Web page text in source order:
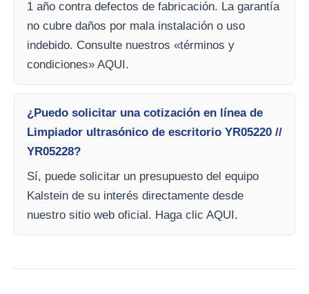
1 año contra defectos de fabricación. La garantía
no cubre daños por mala instalación o uso
indebido. Consulte nuestros «términos y
condiciones» AQUI.
¿Puedo solicitar una cotización en línea de
Limpiador ultrasónico de escritorio YR05220 //
YR05228?
Sí, puede solicitar un presupuesto del equipo
Kalstein de su interés directamente desde
nuestro sitio web oficial. Haga clic AQUI.